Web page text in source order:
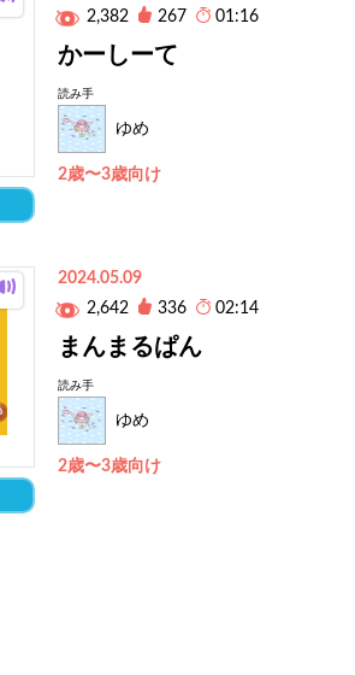
2,382
267 01:16
かーしーて
読み手
ゆめ
2歳〜3歳向け
2024.05.09
2,642
336 02:14
まんまるぱん
読み手
ゆめ
2歳〜3歳向け